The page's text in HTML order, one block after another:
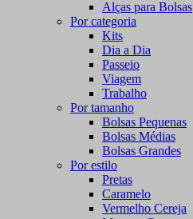
Alças para Bolsas
Por categoria
Kits
Dia a Dia
Passeio
Viagem
Trabalho
Por tamanho
Bolsas Pequenas
Bolsas Médias
Bolsas Grandes
Por estilo
Pretas
Caramelo
Vermelho Cereja